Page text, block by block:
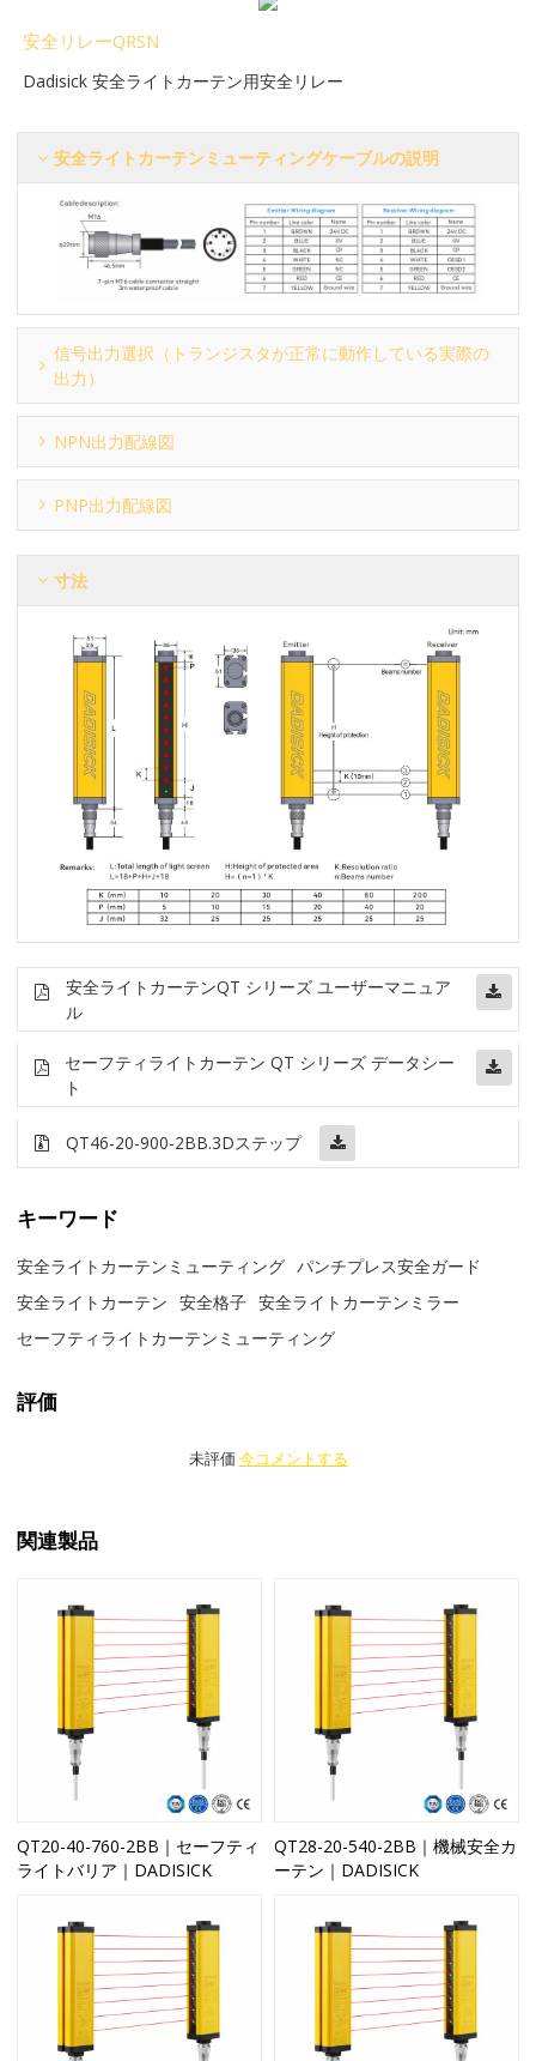
安全リレーQRSN
Dadisick 安全ライトカーテン用安全リレー
安全ライトカーテンミューティングケーブルの説明
信号出力選択（トランジスタが正常に動作している実際の
出力）
NPN出力配線図
PNP出力配線図
寸法
安全ライトカーテンQT シリーズ ユーザーマニュア
ル
セーフティライトカーテン QT シリーズ データシー
ト
QT46-20-900-2BB.3Dステップ
キーワード
安全ライトカーテンミューティング パンチプレス安全ガード
安全ライトカーテン
安全格子 安全ライトカーテンミラー
セーフティライトカーテンミューティング
評価
未評価 今コメントする
関連製品
QT20-40-760-2BB｜セーフティ
ライトバリア｜DADISICK
QT28-20-540-2BB｜機械安全カ
ーテン｜DADISICK